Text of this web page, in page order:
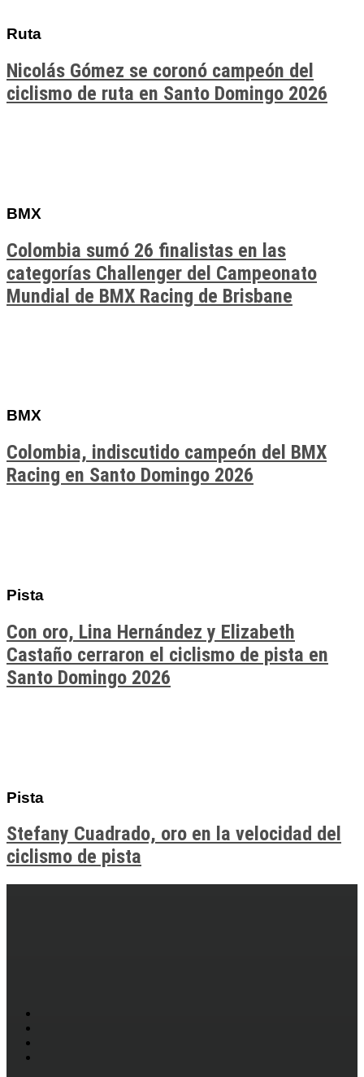
Ruta
Nicolás Gómez se coronó campeón del
ciclismo de ruta en Santo Domingo 2026
BMX
Colombia sumó 26 finalistas en las
categorías Challenger del Campeonato
Mundial de BMX Racing de Brisbane
BMX
Colombia, indiscutido campeón del BMX
Racing en Santo Domingo 2026
Pista
Con oro, Lina Hernández y Elizabeth
Castaño cerraron el ciclismo de pista en
Santo Domingo 2026
Pista
Stefany Cuadrado, oro en la velocidad del
ciclismo de pista